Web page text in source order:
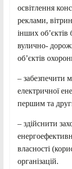
освітлення
реклами,
інших об’єктів
вулично-
об’єктів
– забезпечити
електричної
першим та
– здійснити
власності
організацій.